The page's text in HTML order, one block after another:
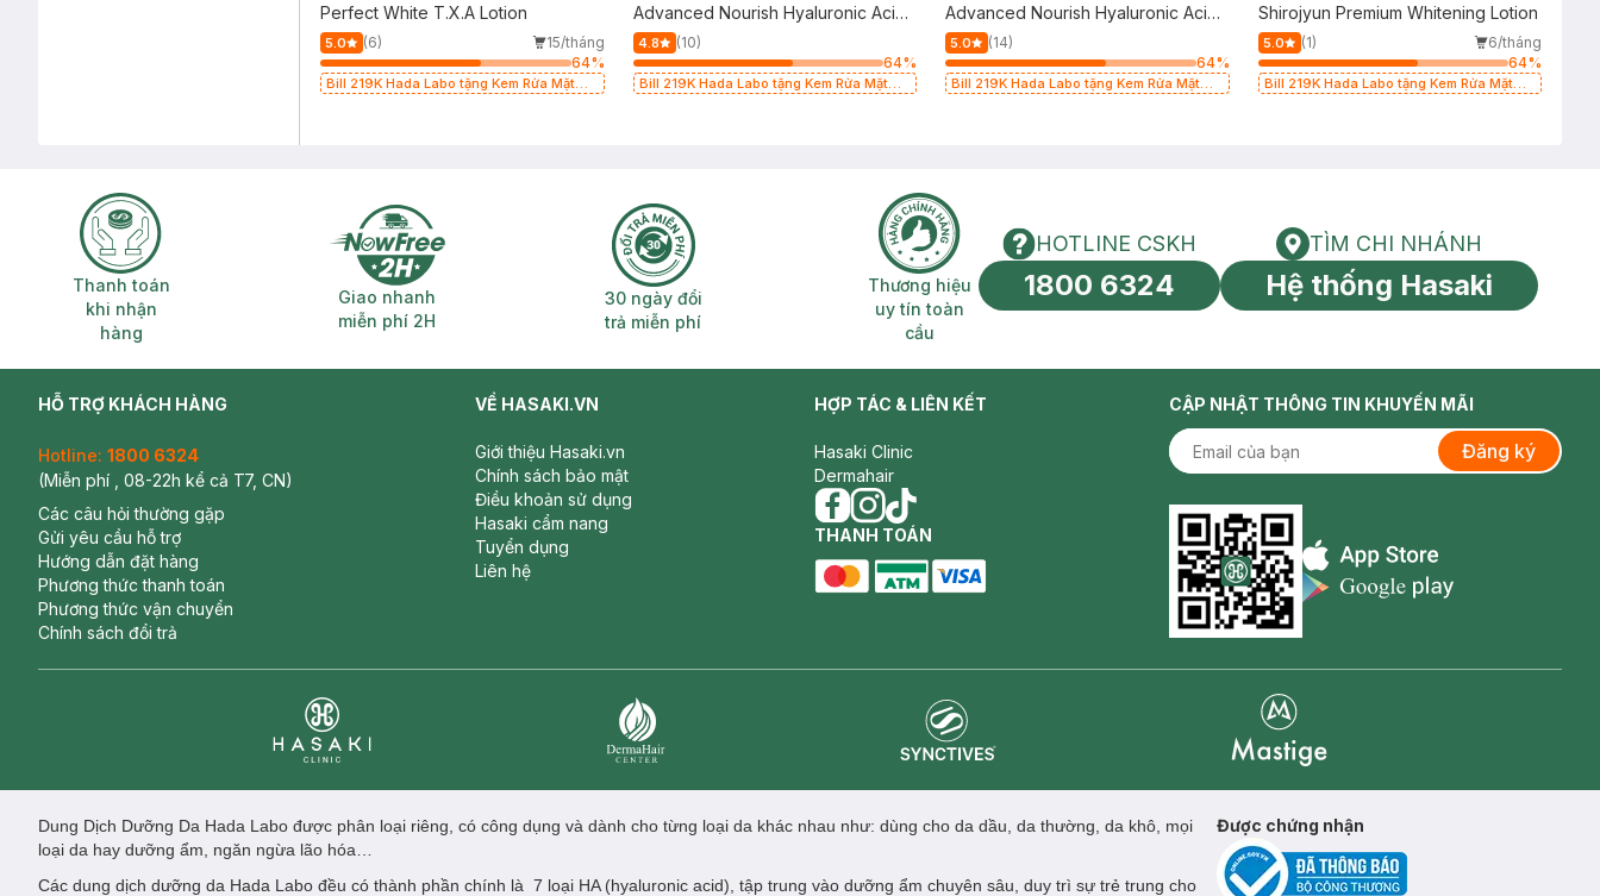
Perfect White T.X.A Lotion
5.0 (6)
15/tháng
64%
Bill 219K Hada Labo tặng Kem Rửa Mặt
170ml + Túi Refill 170ml
Advanced Nourish Hyaluronic Acid
Lotion For Oily Skin
4.8
(10)
64%
Bill 219K Hada Labo tặng Kem Rửa Mặt
170ml + Túi Refill 170ml
Advanced Nourish Hyaluronic Acid
Lotion For Normal To Dry Skin
5.0
(14)
64%
Bill 219K Hada Labo tặng Kem Rửa Mặt
Shirojyun Premium Whitening Lotion
5.0 (1)
6/tháng
64%
Bill 219K Hada Labo tặng Kem Rửa Mặt
Thanh toán khi nhận hàng
Thanh toán
khi nhận
hàng
Giao nhanh miễn phí 2H
Giao nhanh
miễn phí 2H
30 ngày đổi trả miễn phí
30 ngày đổi
trả miễn phí
Thương hiệu uy tín toàn cầu
Thương hiệu
uy tín toàn
cầu
HOTLINE CSKH
HOTLINE CSKH
1800 6324
Tìm chi nhánh
TÌM CHI NHÁNH
Hệ thống Hasaki
HỖ TRỢ KHÁCH HÀNG
Hotline: 1800 6324
(Miễn phí , 08-22h kể cả T7, CN)
Các câu hỏi thường gặp
Gửi yêu cầu hỗ trợ
Hướng dẫn đặt hàng
Phương thức thanh toán
Phương thức vận chuyển
Chính sách đổi trả
VỀ HASAKI.VN
Giới thiệu Hasaki.vn
Chính sách bảo mật
Điều khoản sử dụng
Hasaki cẩm nang
Tuyển dụng
Liên hệ
HỢP TÁC & LIÊN KẾT
Hasaki Clinic
Dermahair
facebook
instagram
tiktok
THANH TOÁN
CẬP NHẬT THÔNG TIN KHUYẾN MÃI
Đăng ký
Appstore icon
Dung Dịch Dưỡng Da Hada Labo được phân loại riêng, có công dụng và dành cho từng loại da khác nhau như: dùng cho da dầu, da thường, da khô, mọi
loại da hay dưỡng ẩm, ngăn ngừa lão hóa…
Các dung dịch dưỡng da Hada Labo đều có thành phần chính là 7 loại HA (hyaluronic acid), tập trung vào dưỡng ẩm chuyên sâu, duy trì sự trẻ trung cho
Được chứng nhận